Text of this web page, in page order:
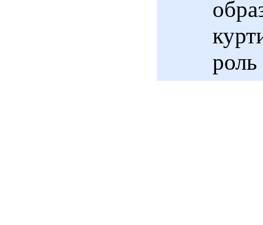
роль